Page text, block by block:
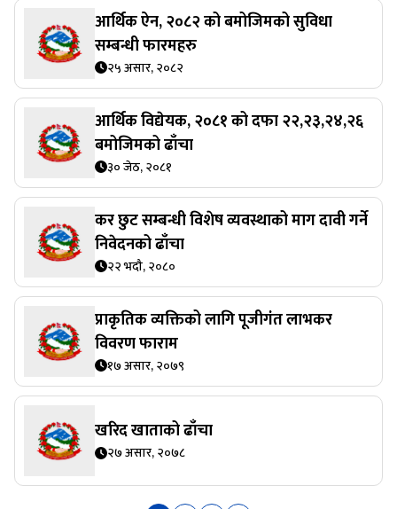
आर्थिक ऐन, २०८२ को बमोजिमको सुविधा
सम्बन्धी फारमहरु
२५ असार, २०८२
आर्थिक विद्येयक, २०८१ को दफा २२,२३,२४,२६
बमोजिमको ढाँचा
३० जेठ, २०८१
कर छुट सम्बन्धी विशेष व्यवस्थाको माग दावी गर्ने
निवेदनको ढाँचा
२२ भदौ, २०८०
प्राकृतिक व्यक्तिको लागि पूजीगंंत लाभकर
विवरण फाराम
१७ असार, २०७९
खरिद खाताको ढाँचा
२७ असार, २०७८